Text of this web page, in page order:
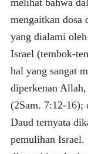
melihat bahwa
mengaitkan dosa
yang dialami
Israel (tembok-
hal yang sangat
diperkenan
(2Sam. 7:12-16);
Daud ternyata
pemulihan Israel.